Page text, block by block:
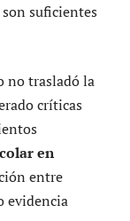
suficientes
no trasladó la
críticas
en
entre
evidencia